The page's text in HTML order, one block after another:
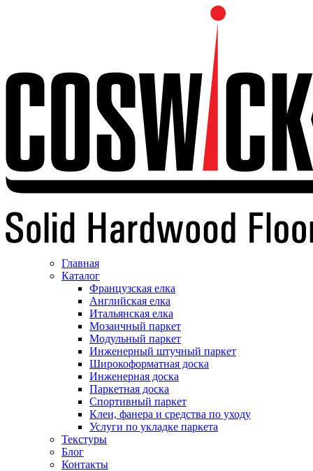
Главная
Каталог
Французская елка
Английская елка
Итальянская елка
Мозаичный паркет
Модульный паркет
Инженерный штучный паркет
Широкоформатная доска
Инженерная доска
Паркетная доска
Спортивный паркет
Клеи, фанера и средства по уходу
Услуги по укладке паркета
Текстуры
Блог
Контакты